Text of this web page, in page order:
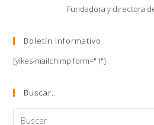
Fundadora y directora
Boletín Informativo
[yikes-mailchimp form="1"]
Buscar..